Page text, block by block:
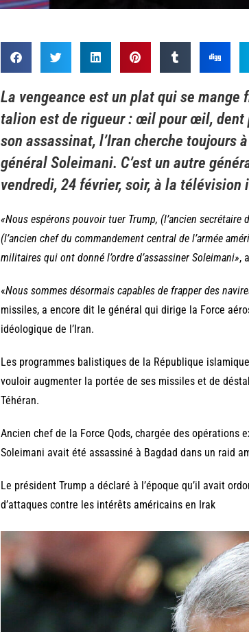
La vengeance est un plat qui se
talion est de rigueur : œil pour œil, dent
son assassinat, l’Iran cherche toujours
général Soleimani. C’est un autre
vendredi, 24 février, soir, à la télévision
«Nous espérons pouvoir tuer Trump, (l’ancien secrétaire
(l’ancien chef du commandement central de l’armée
militaires qui ont donné l’ordre d’assassiner Soleimani»,
«Nous sommes désormais capables de frapper des
missiles, a encore dit le général qui dirige la Force
idéologique de l’Iran.
Les programmes balistiques de la République
vouloir augmenter la portée de ses missiles et de
Téhéran.
Ancien chef de la Force Qods, chargée des opérations
Soleimani avait été assassiné à Bagdad dans un raid
Le président Trump a déclaré à l’époque qu’il avait
d’attaques contre les intérêts américains en Irak